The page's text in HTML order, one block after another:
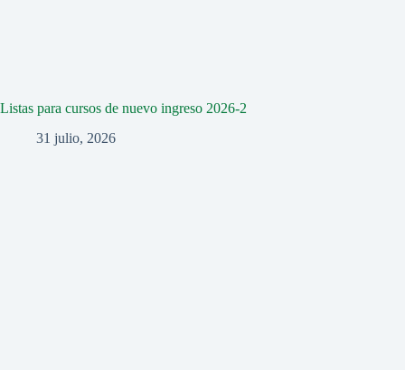
Listas para cursos de nuevo ingreso 2026-2
31 julio, 2026